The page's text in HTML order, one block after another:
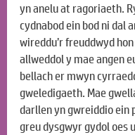
yn anelu at ragoriaeth.
cydnabod ein bod ni dal
wireddu’r freuddwyd
allweddol y mae angen
bellach er mwyn
gweledigaeth. Mae
darllen yn gwreiddio ein
greu dysgwyr gydol oes